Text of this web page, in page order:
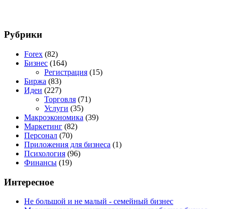
Рубрики
Forex (82)
Бизнес (164)
Регистрация (15)
Биржа (83)
Идеи (227)
Торговля (71)
Услуги (35)
Макроэкономика (39)
Маркетинг (82)
Персонал (70)
Приложения для бизнеса (1)
Психология (96)
Финансы (19)
Интересное
Не большой и не малый - семейный бизнес